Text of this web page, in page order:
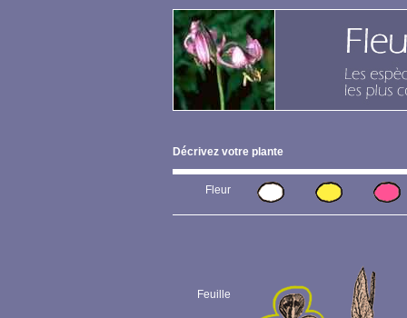
Décrivez votre plante
Fleur
Feuille